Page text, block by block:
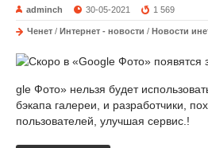
adminch 30-05-2021 1 569
Ченет / Интернет - новости / Новости
gle Фото» нельзя будет
бэкапа галереи, и разработчики,
пользователей, улучшая сервис.!